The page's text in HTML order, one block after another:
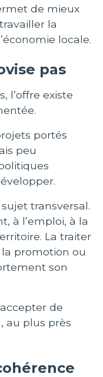
de mieux
la
locale.
pas
l’offre existe
portés
peu
transversal.
à l’emploi, à la
La traiter
promotion ou
son
de
au plus près